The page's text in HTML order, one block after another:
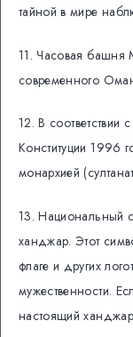
тайной в мире
11. Часовая башня
современного
12. В соответствии
Конституции 1996
монархией
13. Национальный
ханджар. Этот
флаге и других
мужественности.
настоящий